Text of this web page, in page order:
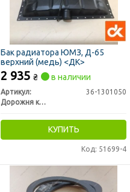
Бак радиатора ЮМЗ, Д-65
верхний (медь) <ДК>
2 935 ₴ в наличии
Артикул:
36-1301050
Дорожня карта
КУПИТЬ
Код: 51699-4